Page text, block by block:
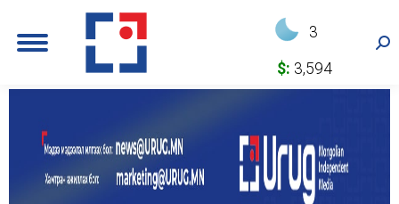
3
$: 3,594